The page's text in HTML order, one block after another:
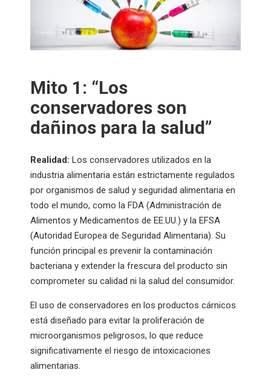
Mito 1: “Los
conservadores son
dañinos para la salud”
Realidad: Los conservadores utilizados en la
industria alimentaria están estrictamente regulados
por organismos de salud y seguridad alimentaria en
todo el mundo, como la FDA (Administración de
Alimentos y Medicamentos de EE.UU.) y la EFSA
(Autoridad Europea de Seguridad Alimentaria). Su
función principal es prevenir la contaminación
bacteriana y extender la frescura del producto sin
comprometer su calidad ni la salud del consumidor.
El uso de conservadores en los productos cárnicos
está diseñado para evitar la proliferación de
microorganismos peligrosos, lo que reduce
significativamente el riesgo de intoxicaciones
alimentarias.